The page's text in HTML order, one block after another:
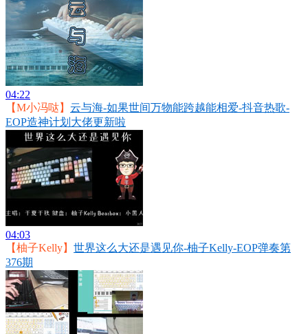
04:22
【M小冯哒】 云与海-如果世间万物能跨越能相爱-抖音热歌-
EOP造神计划大佬更新啦
04:03
【柚子Kelly】 世界这么大还是遇见你-柚子Kelly-EOP弹奏第
376期